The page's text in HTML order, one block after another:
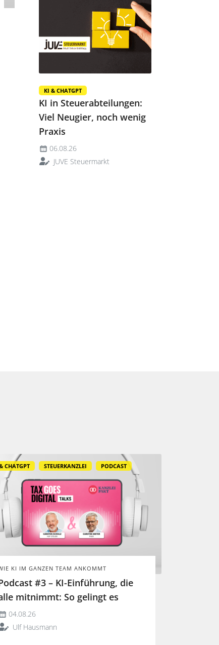
KI & CHATGPT
KI in Steuerabteilungen:
Viel Neugier, noch wenig
Praxis
06.08.26
JUVE Steuermarkt
CHATGPT STEUERKANZLEI PODCAST
KI IM GANZEN TEAM ANKOMMT
#3 – KI-Einführung, die
mitnimmt: So gelingt es
04.08.26
Ulf Hausmann